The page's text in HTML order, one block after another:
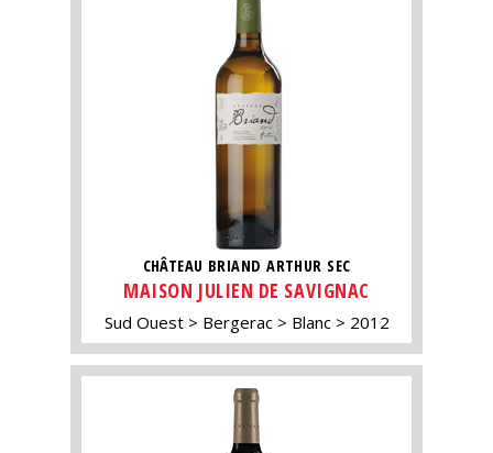
CHÂTEAU BRIAND ARTHUR SEC
MAISON JULIEN DE SAVIGNAC
Sud Ouest Bergerac Blanc 2012